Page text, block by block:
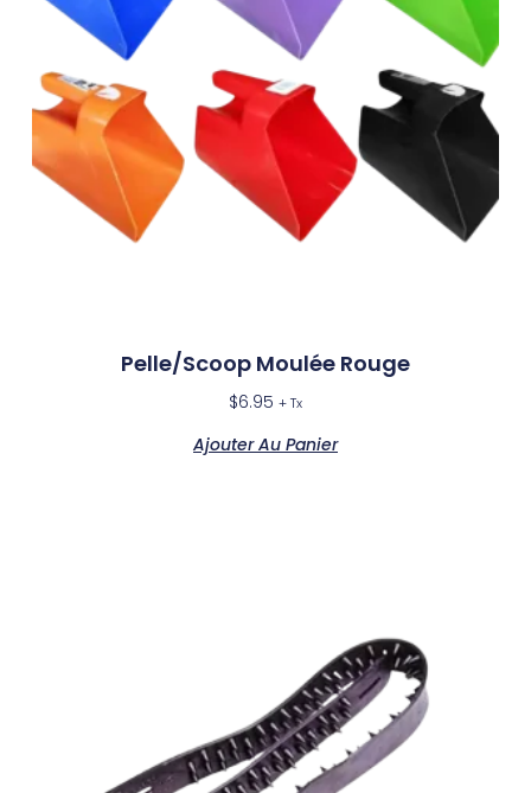
Pelle/Scoop Moulée Rouge
$6.95 + Tx
Ajouter Au Panier